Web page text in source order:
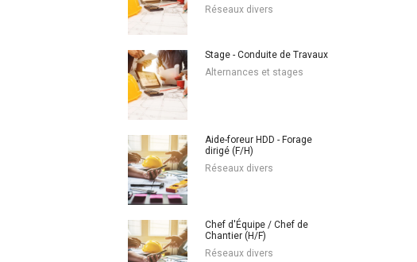
Réseaux divers
Stage - Conduite de Travaux
Alternances et stages
Aide-foreur HDD - Forage
dirigé (F/H)
Réseaux divers
Chef d'Équipe / Chef de
Chantier (H/F)
Réseaux divers